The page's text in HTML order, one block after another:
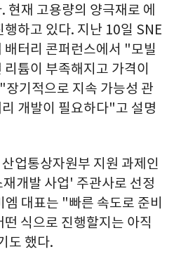
현재 고용량의 양극재로 에
하고 있다. 지난 10일 SNE
배터리 콘퍼런스에서 "모빌
튬이 부족해지고 가격이
기적으로 지속 가능성 관
개발이 필요하다"고 설명
업통상자원부 지원 과제인
개발 사업' 주관사로 선정
대표는 "빠른 속도로 준비
식으로 진행할지는 아직
도 했다.